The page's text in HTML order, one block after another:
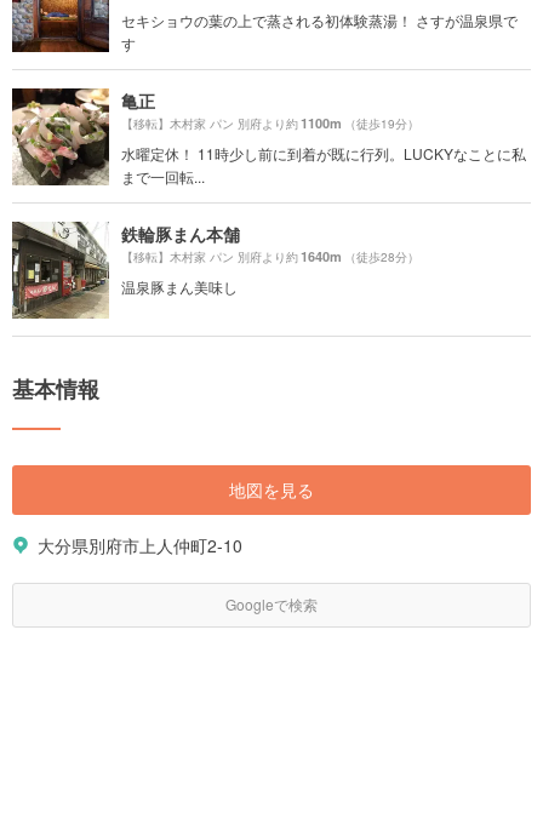
セキショウの葉の上で蒸される初体験蒸湯！ さすが温泉県で
す
亀正
【移転】木村家 パン 別府より約1100m （徒歩19分）
水曜定休！ 11時少し前に到着が既に行列。LUCKYなことに私
まで一回転...
鉄輪豚まん本舗
【移転】木村家 パン 別府より約1640m （徒歩28分）
温泉豚まん美味し
基本情報
地図を見る
大分県別府市上人仲町2-10
Googleで検索